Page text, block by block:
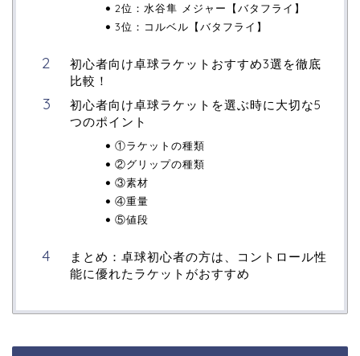
2位：水谷隼 メジャー【バタフライ】
3位：コルベル【バタフライ】
初心者向け卓球ラケットおすすめ3選を徹底
比較！
初心者向け卓球ラケットを選ぶ時に大切な5
つのポイント
①ラケットの種類
②グリップの種類
③素材
④重量
⑤値段
まとめ：卓球初心者の方は、コントロール性
能に優れたラケットがおすすめ